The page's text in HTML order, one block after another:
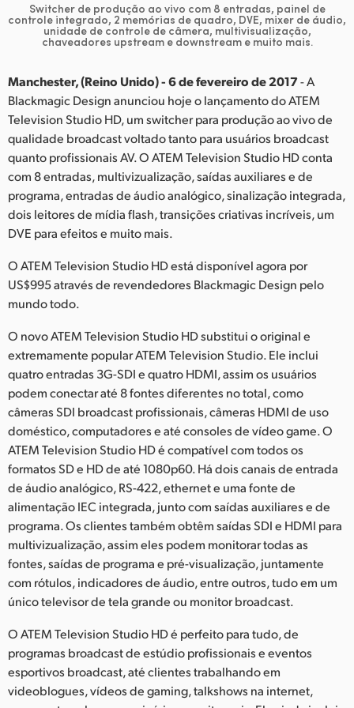
Hong Kong SAR, China
India
Italy
Japan
Mexico
Malaysia
New Zealand
Poland
Portugal
Singapore
South Africa
Spain
Sweden
Chinese Taipei
Turkey
Ukraine
United Kingdom
Switcher de produção ao vivo com 8 entradas, painel de
controle integrado, 2 memórias de quadro, DVE, mixer de áudio,
unidade de controle de câmera, multivisualização,
chaveadores upstream e downstream e muito mais.
Manchester, (Reino Unido) - 6 de fevereiro de 2017- A
Blackmagic Design anunciou hoje o lançamento do ATEM
Television Studio HD, um switcher para produção ao vivo de
qualidade broadcast voltado tanto para usuários broadcast
quanto profissionais AV. O ATEM Television Studio HD conta
com 8 entradas, multivizualização, saídas auxiliares e de
programa, entradas de áudio analógico, sinalização integrada,
dois leitores de mídia flash, transições criativas incríveis, um
DVE para efeitos e muito mais.
O ATEM Television Studio HD está disponível agora por
US$995 através de revendedores Blackmagic Design pelo
mundo todo.
O novo ATEM Television Studio HD substitui o original e
extremamente popular ATEM Television Studio. Ele inclui
quatro entradas 3G-SDI e quatro HDMI, assim os usuários
podem conectar até 8 fontes diferentes no total, como
câmeras SDI broadcast profissionais, câmeras HDMI de uso
doméstico, computadores e até consoles de vídeo game. O
ATEM Television Studio HD é compatível com todos os
formatos SD e HD de até 1080p60. Há dois canais de entrada
de áudio analógico, RS-422, ethernet e uma fonte de
alimentação IEC integrada, junto com saídas auxiliares e de
programa. Os clientes também obtêm saídas SDI e HDMI para
multivizualização, assim eles podem monitorar todas as
fontes, saídas de programa e pré-visualização, juntamente
com rótulos, indicadores de áudio, entre outros, tudo em um
único televisor de tela grande ou monitor broadcast.
O ATEM Television Studio HD é perfeito para tudo, de
programas broadcast de estúdio profissionais e eventos
esportivos broadcast, até clientes trabalhando em
videoblogues, vídeos de gaming, talkshows na internet,